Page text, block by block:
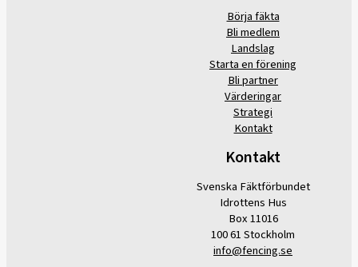
Börja fäkta
Bli medlem
Landslag
Starta en förening
Bli partner
Värderingar
Strategi
Kontakt
Kontakt
Svenska Fäktförbundet
Idrottens Hus
Box 11016
100 61 Stockholm
info@fencing.se